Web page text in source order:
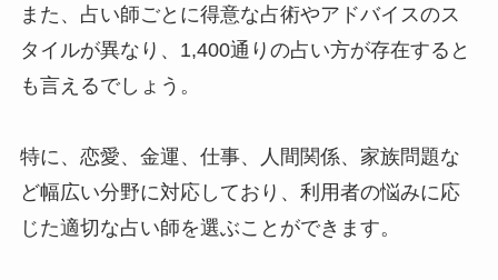
また、占い師ごとに得意な占術やアドバイスのス
タイルが異なり、1,400通りの占い方が存在すると
も言えるでしょう。
特に、恋愛、金運、仕事、人間関係、家族問題な
ど幅広い分野に対応しており、利用者の悩みに応
じた適切な占い師を選ぶことができます。